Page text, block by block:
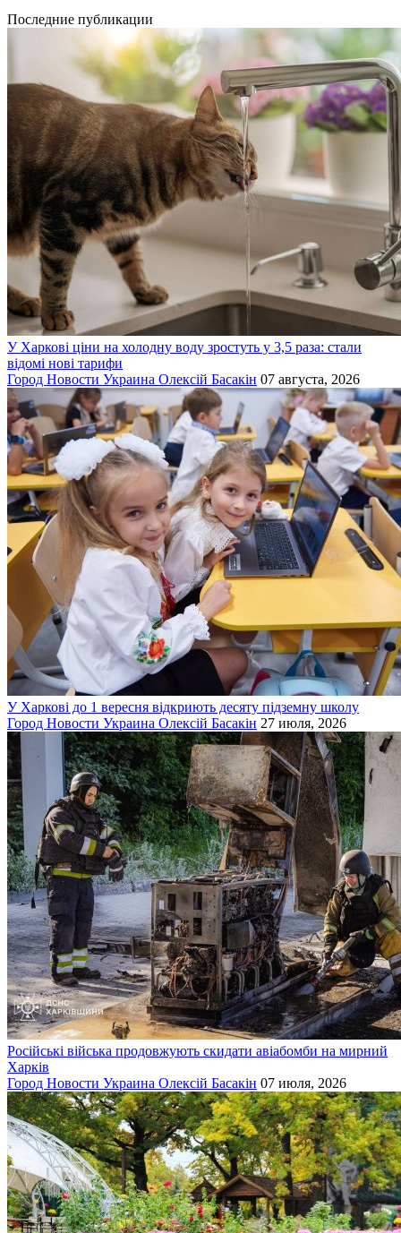
Последние публикации
У Харкові ціни на холодну воду зростуть у 3,5 раза: стали
відомі нові тарифи
Город Новости Украина Олексій Басакін 07 августа, 2026
У Харкові до 1 вересня відкриють десяту підземну школу
Город Новости Украина Олексій Басакін 27 июля, 2026
Російські війська продовжують скидати авіабомби на мирний
Харків
Город Новости Украина Олексій Басакін 07 июля, 2026